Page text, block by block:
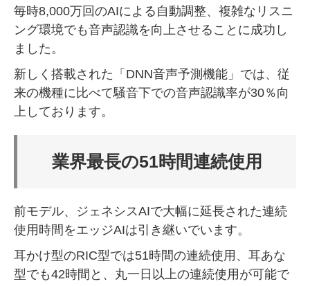
毎時8,000万回のAIによる自動調整、複雑なリスニ
ング環境でも音声認識を向上させることに成功し
ました。
新しく搭載された「DNN音声予測機能」では、従
来の機種に比べて騒音下での音声認識率が30％向
上しております。
業界最長の51時間連続使用
前モデル、ジェネシスAIで大幅に延長された連続
使用時間をエッジAIは引き継いでいます。
耳かけ型のRIC型では51時間の連続使用、耳あな
型でも42時間と、丸一日以上の連続使用が可能で